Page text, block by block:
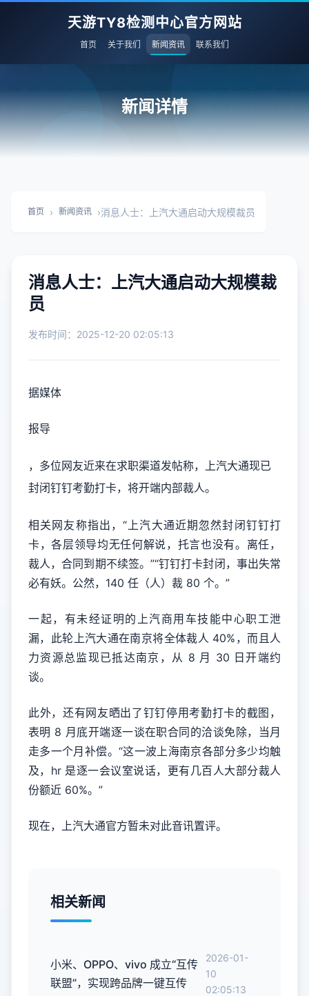
天游TY8检测中心官方网站
首页 关于我们 新闻资讯 联系我们
新闻详情
首页 › 新闻资讯 ›消息人士：上汽大通启动大规模裁员
消息人士：上汽大通启动大规模裁
员
发布时间：2025-12-20 02:05:13
据媒体
报导
，多位网友近来在求职渠道发帖称，上汽大通现已
封闭钉钉考勤打卡，将开端内部裁人。
相关网友称指出，“上汽大通近期忽然封闭钉钉打
卡，各层领导均无任何解说，托言也没有。离任，
裁人，合同到期不续签。”“钉钉打卡封闭，事出失常
必有妖。公然，140 任（人）裁 80 个。”
一起，有未经证明的上汽商用车技能中心职工泄
漏，此轮上汽大通在南京将全体裁人 40%，而且人
力资源总监现已抵达南京，从 8 月 30 日开端约
谈。
此外，还有网友晒出了钉钉停用考勤打卡的截图，
表明 8 月底开端逐一谈在职合同的洽谈免除，当月
走多一个月补偿。“这一波上海南京各部分多少均触
及，hr 是逐一会议室说话，更有几百人大部分裁人
份额近 60%。”
现在，上汽大通官方暂未对此音讯置评。
相关新闻
小米、OPPO、vivo 成立“互传
联盟”，实现跨品牌一键互传
2026-01-
10
02:05:13